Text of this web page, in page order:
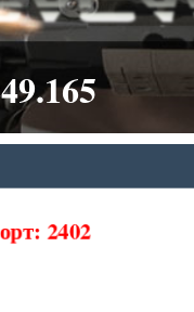
2402